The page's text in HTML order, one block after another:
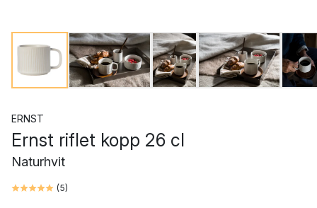
ERNST
Ernst riflet kopp 26 cl
Naturhvit
(5)